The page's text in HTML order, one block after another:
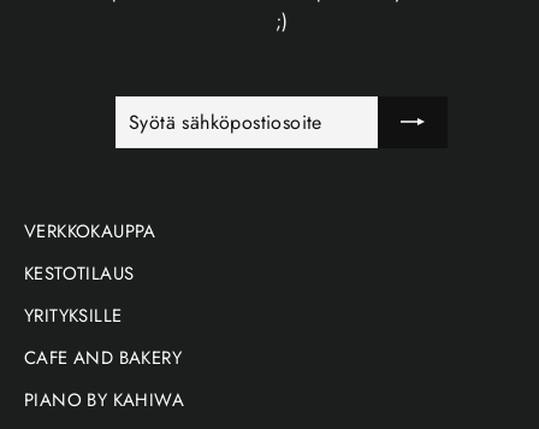
;)
SYÖTÄ
SÄHKÖPOSTIOSOITE
TILAA
VERKKOKAUPPA
KESTOTILAUS
YRITYKSILLE
CAFE AND BAKERY
PIANO BY KAHIWA